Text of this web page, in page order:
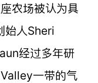
农场被认为具
始人Sheri
经过多年研
一带的气